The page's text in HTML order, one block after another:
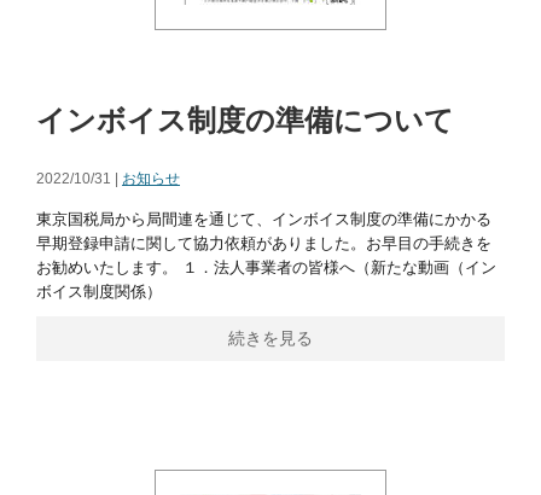
インボイス制度の準備について
2022/10/31 | お知らせ
東京国税局から局間連を通じて、インボイス制度の準備にかかる
早期登録申請に関して協力依頼がありました。お早目の手続きを
お勧めいたします。 １．法人事業者の皆様へ（新たな動画（イン
ボイス制度関係）
続きを見る